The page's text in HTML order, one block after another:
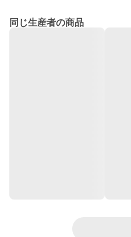
同じ生産者の商品